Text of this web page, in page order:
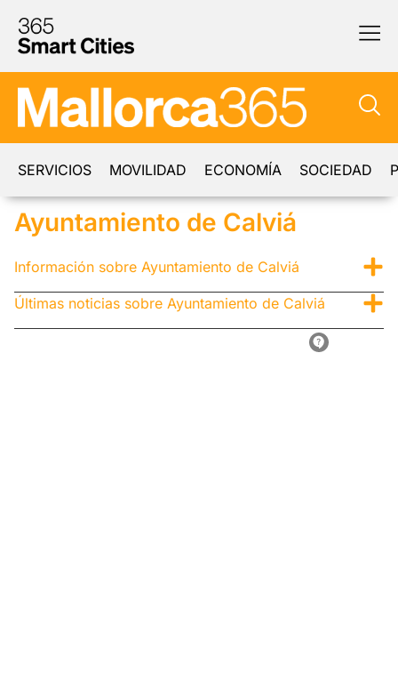
SERVICIOS MOVILIDAD ECONOMÍA SOCIEDAD
Ayuntamiento de Calviá
Información sobre Ayuntamiento de Calviá
Últimas noticias sobre Ayuntamiento de Calviá